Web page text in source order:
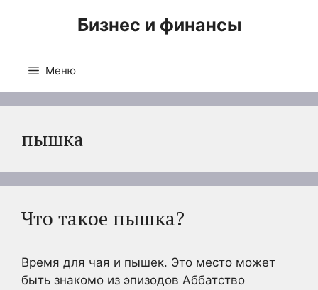
Бизнес и финансы
Меню
пышка
Что такое пышка?
Время для чая и пышек. Это место может
быть знакомо из эпизодов Аббатство